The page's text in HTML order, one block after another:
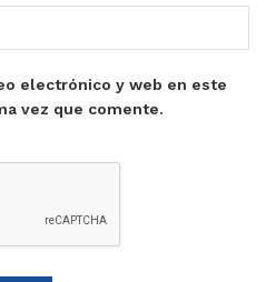
electrónico y web en este
vez que comente.